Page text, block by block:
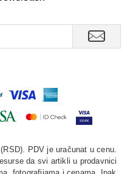
PDV je uračunat u cenu.
da svi artikli u prodavnici